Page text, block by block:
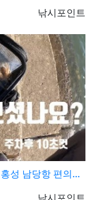
등록자
낚시포인트
편의시설 발판 편한…
등록자
낚시포인트